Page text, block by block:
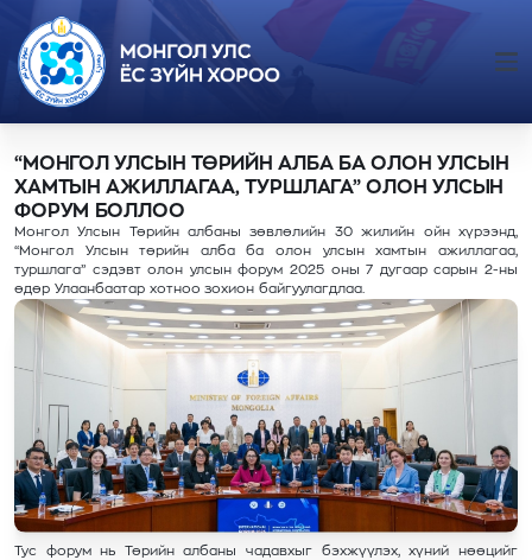
“МОНГОЛ УЛСЫН ТӨРИЙН АЛБА БА ОЛОН УЛСЫН
ХАМТЫН АЖИЛЛАГАА, ТУРШЛАГА” ОЛОН УЛСЫН
ФОРУМ БОЛЛОО
Монгол Улсын Төрийн албаны зөвлөлийн 30 жилийн ойн хүрээнд,
“Монгол Улсын төрийн алба ба олон улсын хамтын ажиллагаа,
туршлага” сэдэвт олон улсын форум 2025 оны 7 дугаар сарын 2-ны
өдөр Улаанбаатар хотноо зохион байгуулагдлаа.
Тус форум нь Төрийн албаны чадавхыг бэхжүүлэх, хүний нөөцийг